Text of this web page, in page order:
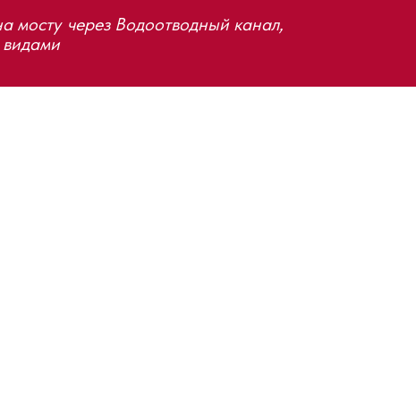
мосту через Водоотводный канал,